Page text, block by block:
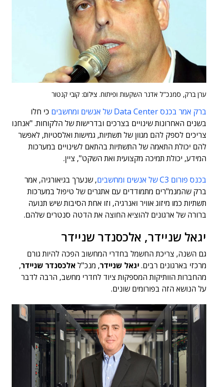
ערן ברק, סמנכ"ל אדגר השקעות ופיתוח. צילום: קובי קנטור
ברק אמר בכנס Data Center של אנשים ומחשבים
כי חלו
בשנים האחרונות שינויים בצרכים ובדרישות של הלקוחות. "אנחנו
צריכים לספק להם מגוון של תשתיות, גמישות ואלסטיות, לאפשר
להם יכולת התאמה של התשתיות בהתאם לשינויים במערכות
המידע, יכולת תמיכה מקצועית ואת השקט", ציין.
בכנס פורום C3 של אנשים ומחשבים
, שנערך בגיאורגיה, אמר
ברק שהמנמ"רים מתמודדים עם אתגרים של טיפול במערכות
תשתיות כמו מיזוג אוויר ואנרגיה, וזו אחת הסיבות שיש תנועה
ברורה של ארגונים להוציא החוצה את הדטה סנטרים שלהם.
יגאל שניידר, אלכסנדר שניידר
גם השנה, צריכת החשמל בחדרי המחשוב הפכה להיות גורם
מרכזי בארגונים רבים.יגאל שניידר, מנכ"לאלכסנדר שניידר,
מהחברות הוותיקות המספקות ציוד לחדרי מחשב, הרבה לדבר
על הנושא הזה בפורומים שונים.